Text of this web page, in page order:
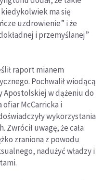
ma się
uzdrowienie” i że
i przemyślanej”
raport mianem
Pochwalił wiodącą
Apostolskiej w dążeniu do
McCarricka i
wykorzystania
uwagę, że cała
zraniona z powodu
nadużyć władzy i